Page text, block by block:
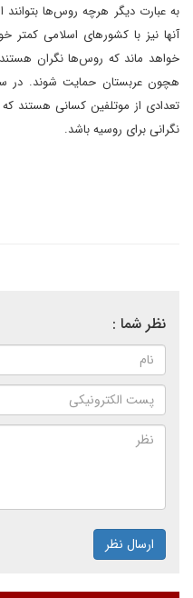
به عبارت دیگر هرچه روس‌ها بتوانند
آنها نیز با کشورهای اسلامی کمتر
خواهد ماند که روس‌ها نگران
هچون عربستان حمایت شوند. در
تعدادی از موتلفین کسانی هستند
نگرانی برای روسیه باشد.
نظر شما :
ارسال نظر